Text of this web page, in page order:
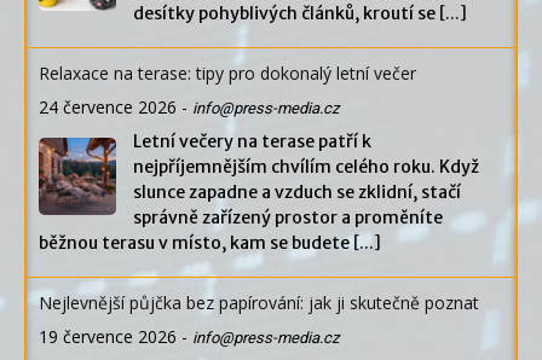
desítky pohyblivých článků, kroutí se [...]
Relaxace na terase: tipy pro dokonalý letní večer
24 července 2026 - info@press-media.cz
Letní večery na terase patří k
nejpříjemnějším chvílím celého roku. Když
slunce zapadne a vzduch se zklidní, stačí
správně zařízený prostor a proměníte
běžnou terasu v místo, kam se budete [...]
Nejlevnější půjčka bez papírování: jak ji skutečně poznat
19 července 2026 - info@press-media.cz